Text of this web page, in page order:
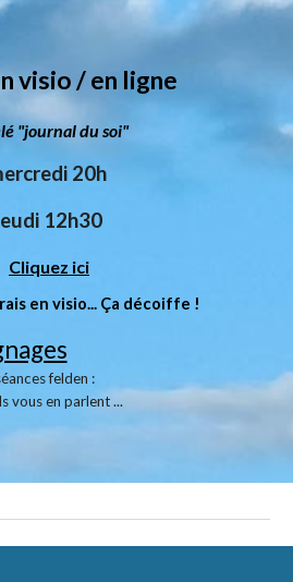
visio / en ligne
"journal du soi"
20h
12h30
Cliquez ici
en visio... Ça décoiffe !
des séances felden :
en parlent ...